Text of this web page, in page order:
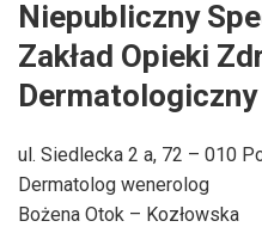
Niepubliczny
Zakład Opieki
Dermatologiczny
ul. Siedlecka 2 a, 72 – 010
Dermatolog wenerolog
Bożena Otok – Kozłowska